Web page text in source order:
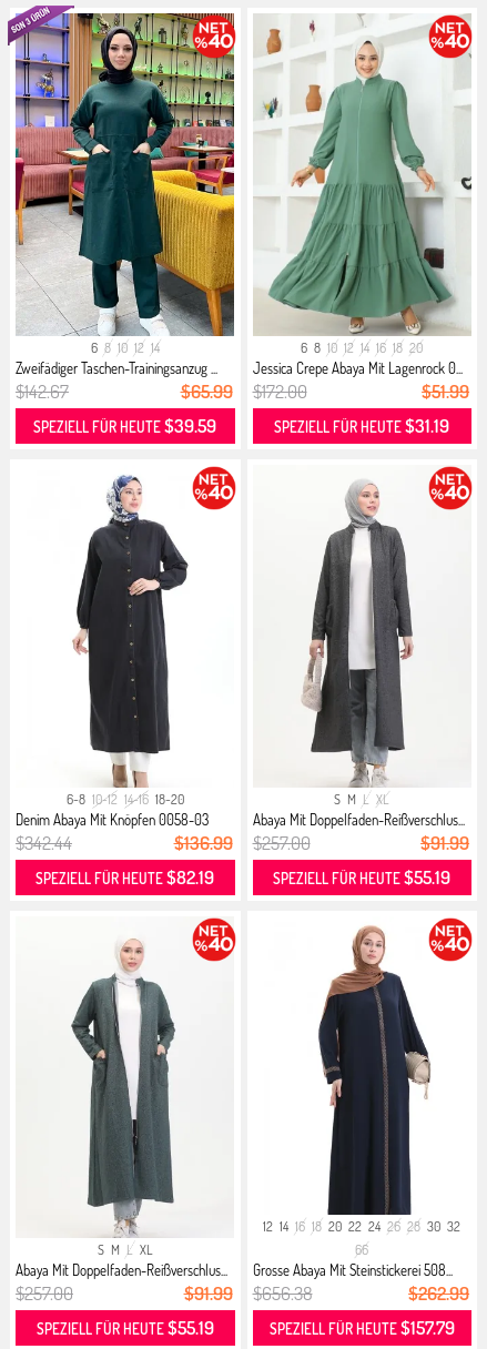
6 8 10 12 14
Zweifädiger Taschen-Trainingsanzug ...
$142.67 $65.99
SPEZIELL FÜR HEUTE$39.59
6 8 10 12 14 16 18 20
Jessica Crepe Abaya Mit Lagenrock 0...
$172.00 $51.99
SPEZIELL FÜR HEUTE$31.19
6-8 10-12 14-16 18-20
Denim Abaya Mit Knöpfen 0058-03
Sch...
$342.44 $136.99
SPEZIELL FÜR HEUTE$82.19
S M L XL
Abaya Mit Doppelfaden-Reißverschlus...
$257.00 $91.99
SPEZIELL FÜR HEUTE$55.19
S M L XL
Abaya Mit Doppelfaden-Reißverschlus...
$257.00 $91.99
SPEZIELL FÜR HEUTE$55.19
12 14 16 18 20 22 24 26 28 30 32
66
Grosse Abaya Mit Steinstickerei 508...
$656.38 $262.99
SPEZIELL FÜR HEUTE$157.79